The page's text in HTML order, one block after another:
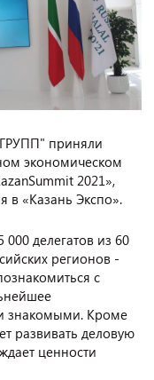
приняли
экономическом
2021»,
в «Казань Экспо».
делегатов из 60
регионов -
с
знакомыми. Кроме
развивать деловую
ценности